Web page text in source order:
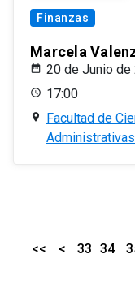
Finanzas
Marcela
20 de Junio de
17:00
Facultad de
<< < 33 34